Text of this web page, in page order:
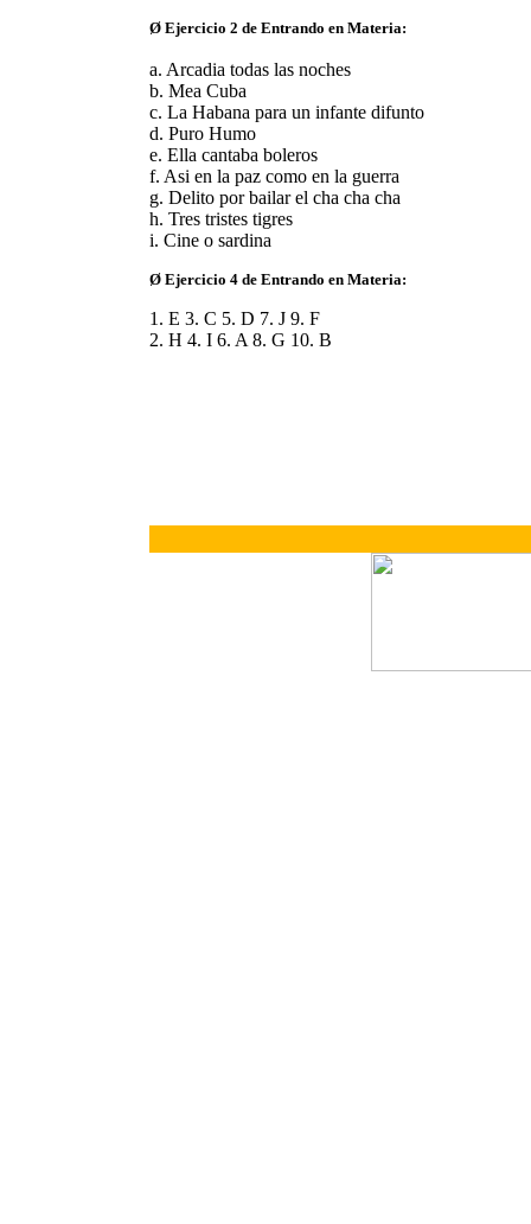
Ø Ejercicio 2 de Entrando en Materia:
a. Arcadia todas las noches
b. Mea Cuba
c. La Habana para un infante difunto
d. Puro Humo
e. Ella cantaba boleros
f. Asi en la paz como en la guerra
g. Delito por bailar el cha cha cha
h. Tres tristes tigres
i. Cine o sardina
Ø Ejercicio 4 de Entrando en Materia:
1. E 3. C 5. D 7. J 9. F
2. H 4. I 6. A 8. G 10. B